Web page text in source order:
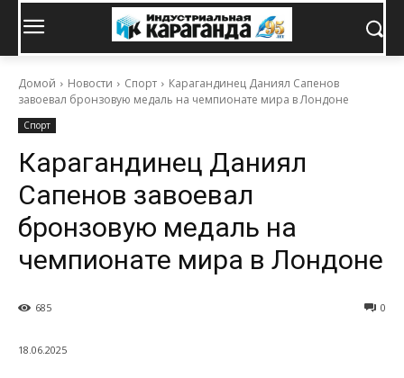
Домой Новости Спорт
Карагандинец Даниял Сапенов
завоевал бронзовую медаль на чемпионате мира в Лондоне
Спорт
Карагандинец Даниял
Сапенов завоевал
бронзовую медаль на
чемпионате мира в Лондоне
0
685
18.06.2025